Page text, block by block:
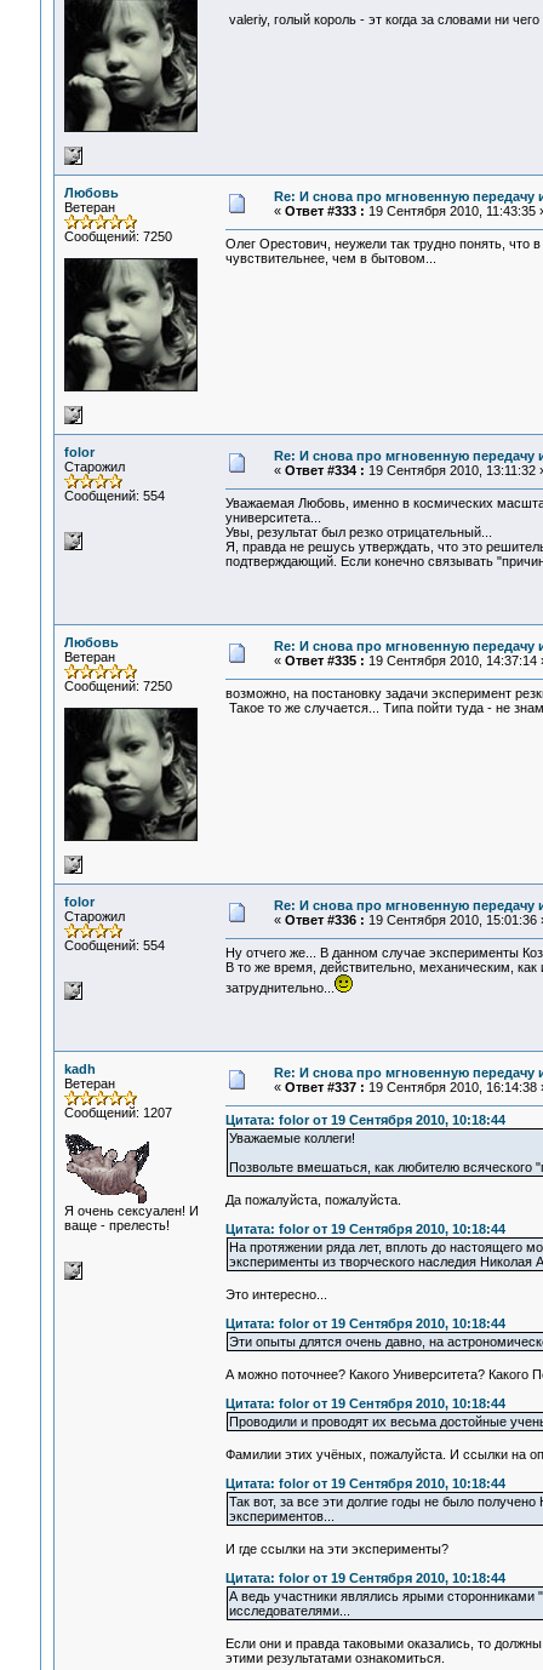
valeriy, голый король - эт когда за словами ни
Любовь
Ветеран
Сообщений: 7250
Re: И снова про мгновенную
« Ответ #333 : 19 Сентября 2010, 11:43:35
Олег Орестович, неужели так трудно понять, что
чувствительнее, чем в бытовом...
folor
Старожил
Сообщений: 554
Re: И снова про мгновенную
« Ответ #334 : 19 Сентября 2010, 13:11:32
Уважаемая Любовь, именно в космических
университета...
Увы, результат был резко отрицательный...
Я, правда не решусь утверждать, что это
подтверждающий. Если конечно связывать
Любовь
Ветеран
Сообщений: 7250
Re: И снова про мгновенную
« Ответ #335 : 19 Сентября 2010, 14:37:14
возможно, на постановку задачи эксперимент
Такое то же случается... Типа пойти туда - не
folor
Старожил
Сообщений: 554
Re: И снова про мгновенную
« Ответ #336 : 19 Сентября 2010, 15:01:36
Ну отчего же... В данном случае эксперименты
В то же время, действительно, механическим,
затруднительно...
kadh
Ветеран
Сообщений: 1207
Я очень сексуален! И
ваще - прелесть!
Re: И снова про мгновенную
« Ответ #337 : 19 Сентября 2010, 16:14:38
Цитата: folor от 19 Сентября 2010, 10:18:44
Уважаемые коллеги!
Позвольте вмешаться, как любителю всяческого
Да пожалуйста, пожалуйста.
Цитата: folor от 19 Сентября 2010, 10:18:44
На протяжении ряда лет, вплоть до настоящего
эксперименты из творческого наследия Николая
Это интересно...
Цитата: folor от 19 Сентября 2010, 10:18:44
Эти опыты длятся очень давно, на
А можно поточнее? Какого Университета? Какого
Цитата: folor от 19 Сентября 2010, 10:18:44
Проводили и проводят их весьма достойные
Фамилии этих учёных, пожалуйста. И ссылки на
Цитата: folor от 19 Сентября 2010, 10:18:44
Так вот, за все эти долгие годы не было
экспериментов...
И где ссылки на эти эксперименты?
Цитата: folor от 19 Сентября 2010, 10:18:44
А ведь участники являлись ярыми
исследователями...
Если они и правда таковыми оказались, то
этими результатами ознакомиться.